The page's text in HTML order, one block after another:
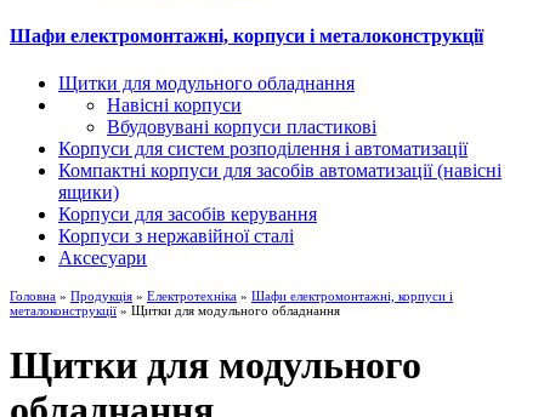
Шафи електромонтажні, корпуси і металоконструкції
Щитки для модульного обладнання
Навісні корпуси
Вбудовувані корпуси пластикові
Корпуси для систем розподілення і автоматизації
Компактні корпуси для засобів автоматизації (навісні
ящики)
Корпуси для засобів керування
Корпуси з нержавійної сталі
Аксесуари
Головна » Продукція » Електротехніка » Шафи електромонтажні, корпуси і
металоконструкції » Щитки для модульного обладнання
Щитки для модульного